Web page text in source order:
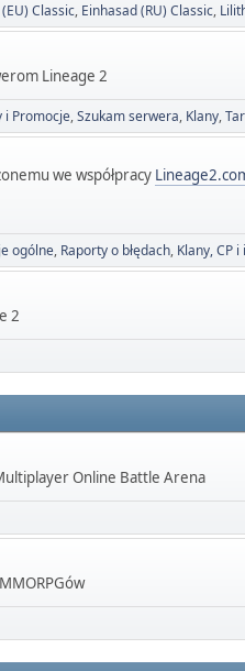
Classic Einhasad (RU) Classic
Lineage 2
i Promocje Szukam serwera Klany
we współpracy
ogólne Raporty o błędach Klany, CP i
2
Online Battle Arena